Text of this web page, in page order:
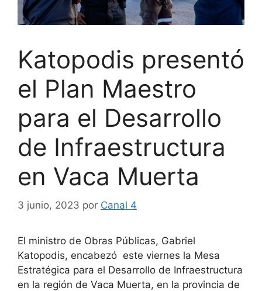
Katopodis presentó
el Plan Maestro
para el Desarrollo
de Infraestructura
en Vaca Muerta
3 junio, 2023 por Canal 4
El ministro de Obras Públicas, Gabriel
Katopodis, encabezó este viernes la Mesa
Estratégica para el Desarrollo de Infraestructura
en la región de Vaca Muerta, en la provincia de